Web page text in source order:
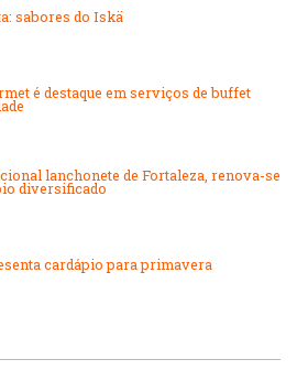
Massas
e Confeitarias
Portuguesa
Pizzarias
Portuguesa
sabores do Iskä
é destaque em serviços de buffet
lanchonete de Fortaleza, renova-se
diversificado
cardápio para primavera